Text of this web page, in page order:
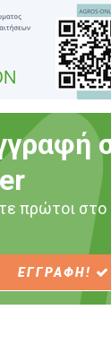
πρώτοι
ΕΓΓΡΑΦΗ!